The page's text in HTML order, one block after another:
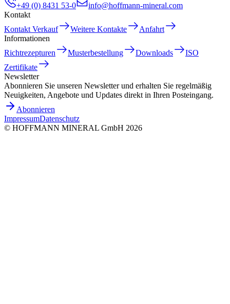
+49 (0) 8431 53-0
info@hoffmann-mineral.com
Kontakt
Kontakt Verkauf
Weitere Kontakte
Anfahrt
Informationen
Richtrezepturen
Musterbestellung Downloads
ISO
Zertifikate
Newsletter
Abonnieren Sie unseren Newsletter und erhalten Sie regelmäßig
Neuigkeiten, Angebote und Updates direkt in Ihren Posteingang.
Abonnieren
ImpressumDatenschutz
© HOFFMANN MINERAL GmbH 2026